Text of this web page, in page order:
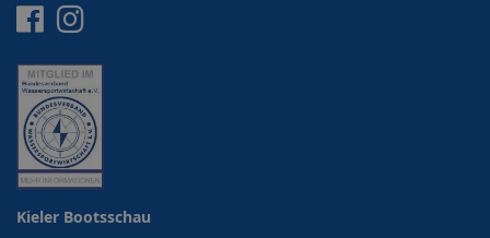
Facebook
Instagram
Kieler Bootsschau